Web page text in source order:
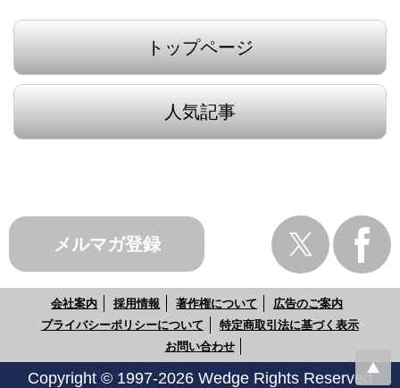
トップページ
人気記事
メルマガ登録
会社案内 採用情報 著作権について
広告のご案内
プライバシーポリシーについて
特定商取引法に基づく表示
お問い合わせ
Copyright © 1997-2026 Wedge Rights Reserved